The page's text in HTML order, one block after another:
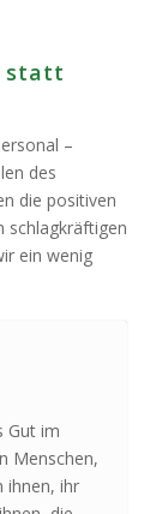
statt
–
des
die positiven
schlagkräftigen
ein wenig
Gut im
Menschen,
ihnen, ihr